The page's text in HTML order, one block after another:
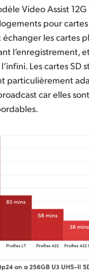
Video Assist
pour cartes
les cartes
l’enregistrement,
Les cartes SD
particulièrement
car elles